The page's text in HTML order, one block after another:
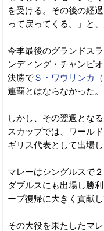
を受ける。その後の経
って戻ってくる。」と
今季最後のグランドス
ンディング・チャンピ
決勝でＳ・ワウリンカ（
連覇とはならなかった。
しかし、その翌週とな
スカップでは、ワール
ギリス代表として出場
マレーはシングルスで２
ダブルスにも出場し勝
ープ復帰に大きく貢献し
その大役を果たしたマ